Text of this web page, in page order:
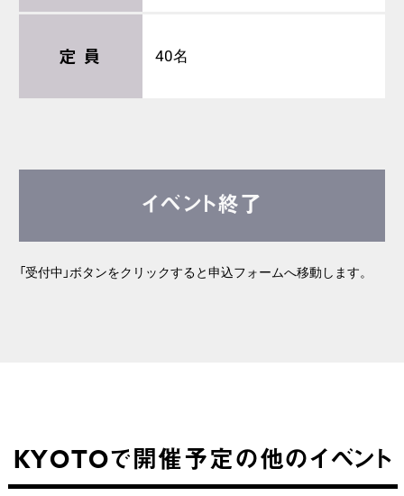
定 員 40名
イベント終了
「受付中」ボタンをクリックすると申込フォームへ移動します。
KYOTOで開催予定の他のイベント